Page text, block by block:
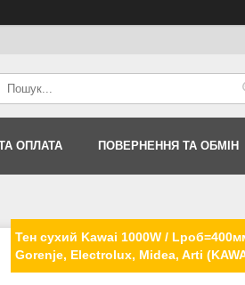
ОПЛАТА ПОВЕРНЕННЯ ТА ОБМІН
Тен сухий Kawai 1000W /
Gorenje, Electrolux, Midea, Arti